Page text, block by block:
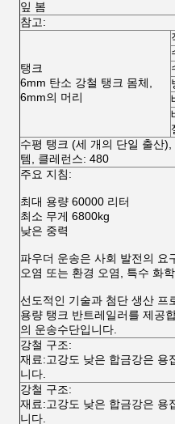
잎 봄
참고:
탱크
6mm 탄소 강철 탱크 몸체,
6mm의 머리
수평 탱크 (세 개의 단일 출산
템, 클레런스: 480
주요 지침:
최대 용량 60000 리터
최소 무게 6800kg
낮은 중력
파우더 운송은 사회 발전의 요
오염 또는 환경 오염, 특수 화
선도적인 기술과 첨단 생산 프
용량 탱크 반트레일러를 제공
의 운송수단입니다.
강철 구조:
재료:고강도 낮은 합금강은 용
니다.
강철 구조:
재료:고강도 낮은 합금강은 용
니다.